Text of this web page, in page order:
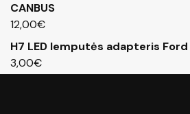
CANBUS
12,00€
H7 LED lemputės adapteris Ford
3,00€